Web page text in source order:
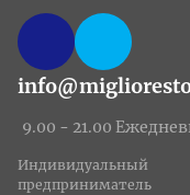
9.00 - 21.00
Индивидуальный
предприниматель